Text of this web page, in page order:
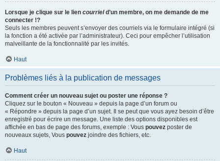
Lorsque je clique sur le lien courrield’un membre, on me demande de me
connecter !?
Seuls les membres peuvent s’envoyer des courriels via le formulaire intégré (si
la fonction a été activée par l’administrateur). Ceci pour empêcher l’utilisation
malveillante de la fonctionnalité par les invités.
Haut
Problèmes liés à la publication de messages
Comment créer un nouveau sujet ou poster une réponse ?
Cliquez sur le bouton « Nouveau » depuis la page d’un forum ou
« Répondre » depuis la page d’un sujet. Il se peut que vous ayez besoin d’être
enregistré pour écrire un message. Une liste des options disponibles est
affichée en bas de page des forums, exemple : Vous pouvez poster de
nouveaux sujets, Vous pouvez joindre des fichiers, etc.
Haut